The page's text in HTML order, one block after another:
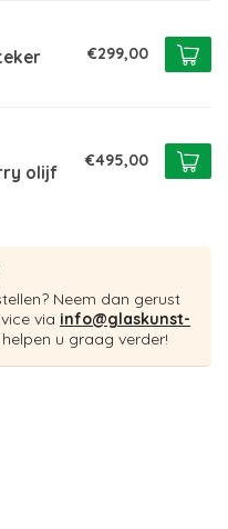
€299,00
olijf
€495,00
Neem dan gerust
via info@glaskunst-
helpen u graag verder!